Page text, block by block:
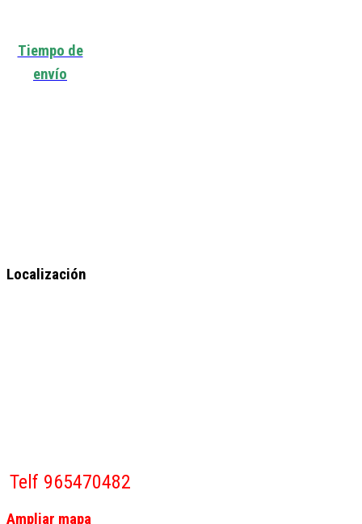
Tiempo de
envío
Localización
Telf 965470482
Ampliar mapa